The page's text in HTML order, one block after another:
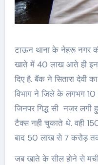
टाऊन थाना के नेहरू नगर
खाते में 40 लाख आते ही
दिए है. बैंक ने सितारा देवी
विभाग ने जिले के लगभग 10
जिनपर गिद्ध सी नजर
टैक्स नही चुकाते थे. वही
बाद 50 लाख से 7 करोड़
जब खाते के सील होने से